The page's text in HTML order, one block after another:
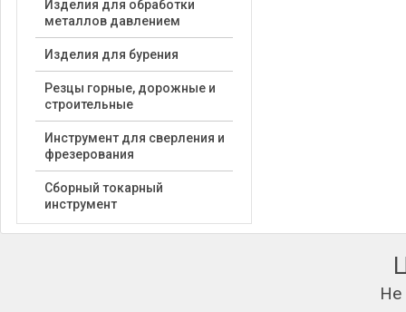
Изделия для обработки
металлов давлением
Изделия для бурения
Резцы горные, дорожные и
строительные
Инструмент для сверления и
фрезерования
Сборный токарный
инструмент
Не